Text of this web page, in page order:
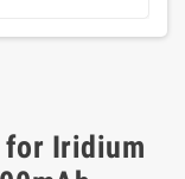
Iridium